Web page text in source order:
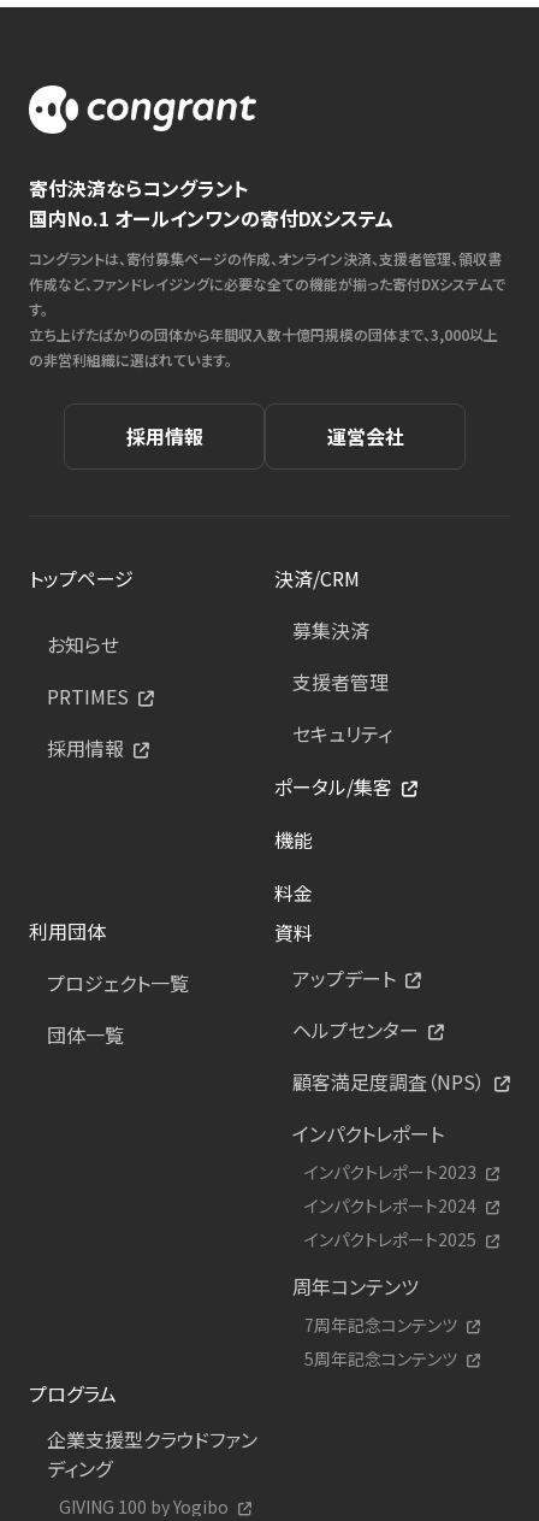
寄付決済ならコングラント
国内No.1 オールインワンの寄付DXシステム
コングラントは、寄付募集ページの作成、オンライン決済、支援者管理、領収書
作成など、ファンドレイジングに必要な全ての機能が揃った寄付DXシステムで
す。
立ち上げたばかりの団体から年間収入数十億円規模の団体まで、3,000以上
の非営利組織に選ばれています。
採用情報 運営会社
トップページ
お知らせ
PRTIMES
採用情報
決済/CRM
募集決済
支援者管理
セキュリティ
ポータル/集客
機能
料金
利用団体
プロジェクト一覧
団体一覧
資料
アップデート
ヘルプセンター
顧客満足度調査（NPS）
インパクトレポート
インパクトレポート2023
インパクトレポート2024
インパクトレポート2025
周年コンテンツ
7周年記念コンテンツ
5周年記念コンテンツ
プログラム
企業支援型クラウドファン
ディング
GIVING 100 by Yogibo